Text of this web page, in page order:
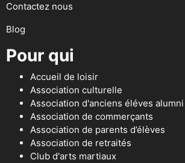
Contactez nous
Blog
Pour qui
Accueil de loisir
Association culturelle
Association d'anciens éléves alumni
Association de commerçants
Association de parents d’élèves
Association de retraités
Club d'arts martiaux